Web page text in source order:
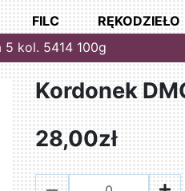
FILC
RĘKODZIEŁO
5 kol. 5414 100g
Kordonek
28,00zł